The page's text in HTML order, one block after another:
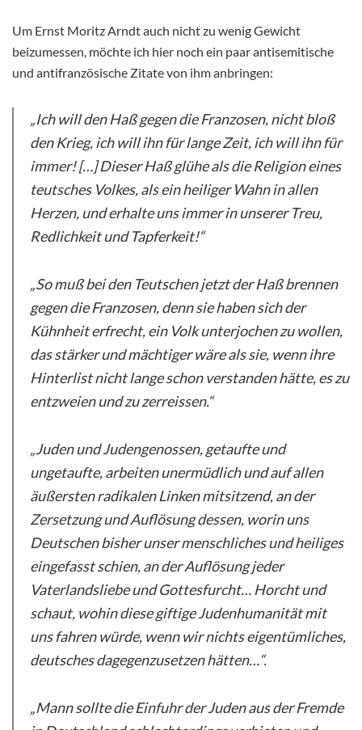
Um Ernst Moritz Arndt auch nicht zu wenig Gewicht
beizumessen, möchte ich hier noch ein paar antisemitische
und antifranzösische Zitate von ihm anbringen:
„Ich will den Haß gegen die Franzosen, nicht bloß
den Krieg, ich will ihn für lange Zeit, ich will ihn für
immer! […] Dieser Haß glühe als die Religion eines
teutsches Volkes, als ein heiliger Wahn in allen
Herzen, und erhalte uns immer in unserer Treu,
Redlichkeit und Tapferkeit!“
„So muß bei den Teutschen jetzt der Haß brennen
gegen die Franzosen, denn sie haben sich der
Kühnheit erfrecht, ein Volk unterjochen zu wollen,
das stärker und mächtiger wäre als sie, wenn ihre
Hinterlist nicht lange schon verstanden hätte, es zu
entzweien und zu zerreissen.“
„Juden und Judengenossen, getaufte und
ungetaufte, arbeiten unermüdlich und auf allen
äußersten radikalen Linken mitsitzend, an der
Zersetzung und Auflösung dessen, worin uns
Deutschen bisher unser menschliches und heiliges
eingefasst schien, an der Auflösung jeder
Vaterlandsliebe und Gottesfurcht… Horcht und
schaut, wohin diese giftige Judenhumanität mit
uns fahren würde, wenn wir nichts eigentümliches,
deutsches dagegenzusetzen hätten…“.
„Mann sollte die Einfuhr der Juden aus der Fremde